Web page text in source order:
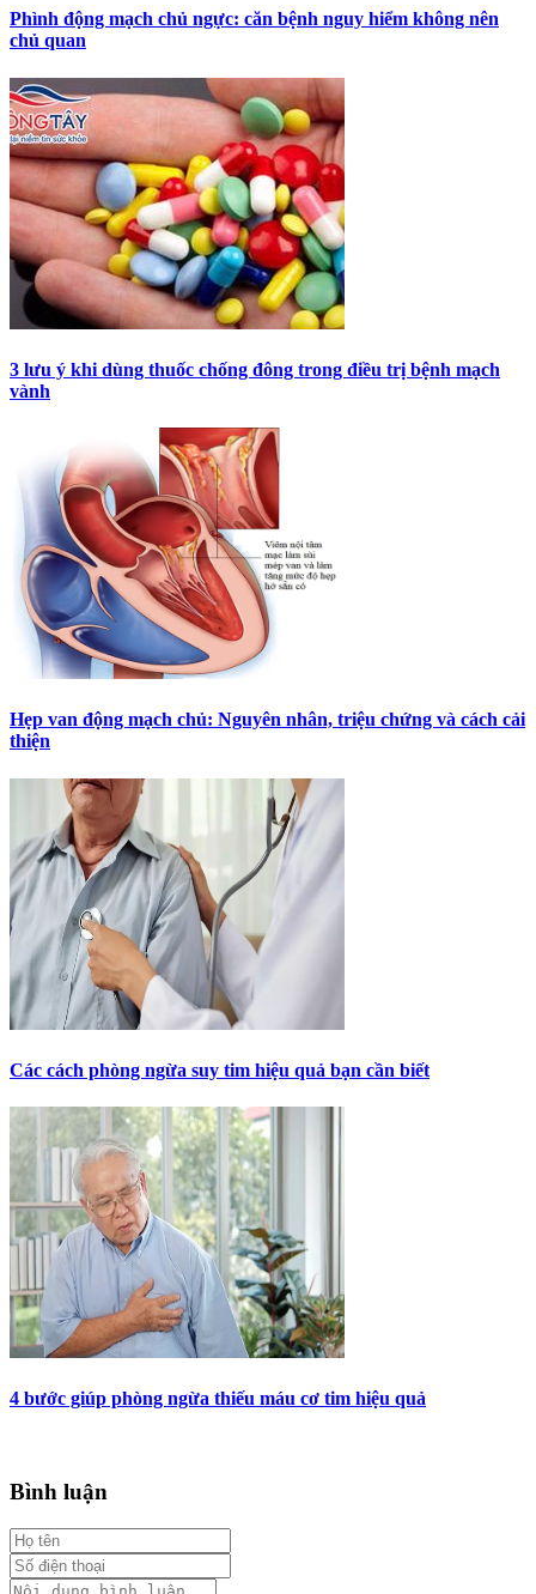
Phình động mạch chủ ngực: căn bệnh nguy hiểm không nên
chủ quan
3 lưu ý khi dùng thuốc chống đông trong điều trị bệnh mạch
vành
Hẹp van động mạch chủ: Nguyên nhân, triệu chứng và cách cải
thiện
Các cách phòng ngừa suy tim hiệu quả bạn cần biết
4 bước giúp phòng ngừa thiếu máu cơ tim hiệu quả
Bình luận